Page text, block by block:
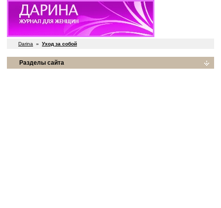
Darina » Уход за собой
Разделы сайта